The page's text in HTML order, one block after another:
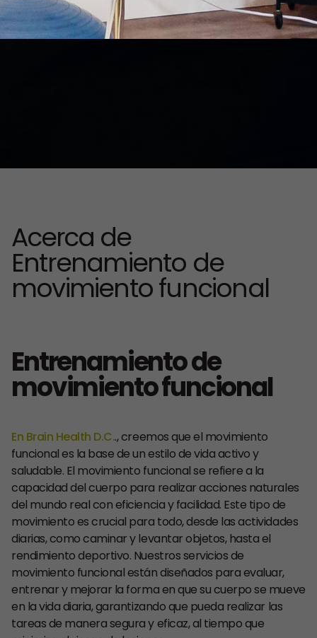
Acerca de
Entrenamiento de
movimiento funcional
Entrenamiento de
movimiento funcional
En Brain Health D.C.., creemos que el movimiento
funcional es la base de un estilo de vida activo y
saludable. El movimiento funcional se refiere a la
capacidad del cuerpo para realizar acciones naturales
del mundo real con eficiencia y facilidad. Este tipo de
movimiento es crucial para todo, desde las actividades
diarias, como caminar y levantar objetos, hasta el
rendimiento deportivo. Nuestros servicios de
movimiento funcional están diseñados para evaluar,
entrenar y mejorar la forma en que su cuerpo se mueve
en la vida diaria, garantizando que pueda realizar las
tareas de manera segura y eficaz, al tiempo que